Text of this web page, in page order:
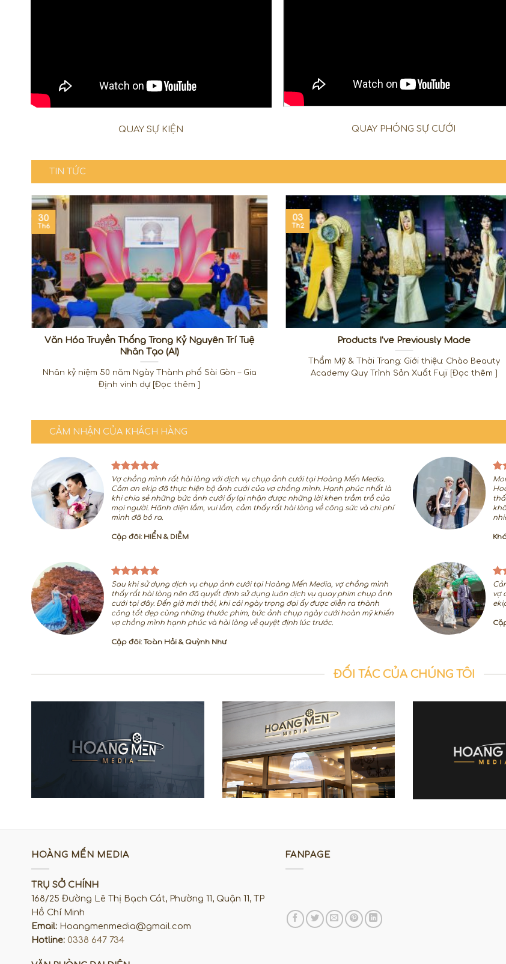
QUAY SỰ KIỆN QUAY PHÓNG SỰ CƯỚI
TIN TỨC
Văn Hóa Truyền Thống Trong Kỷ Nguyên Trí Tuệ
Nhân Tạo (AI)
Nhân kỷ niệm 50 năm Ngày Thành phố Sài Gòn – Gia
Định vinh dự [Đọc thêm ]
30
Th6
Products I’ve Previously Made
Thẩm Mỹ & Thời Trang: Giới thiệu: Chào Beauty
Academy Quy Trình Sản Xuất Fuji [Đọc thêm ]
03
Th2
CẢM NHẬN CỦA KHÁCH HÀNG
Vợ chồng mình rất hài lòng với dịch vụ chụp ảnh cưới tại Hoàng Mến Media.
Cảm ơn ekip đã thực hiện bộ ảnh cưới của vợ chồng mình. Hạnh phúc nhất là
khi chia sẻ những bức ảnh cưới ấy lại nhận được những lời khen trầm trồ của
mọi người. Hãnh diện lắm, vui lắm, cảm thấy rất hài lòng về công sức và chi phí
mình đã bỏ ra.
Cặp đôi: HIỂN & DIỄM
Sau khi sử dụng dịch vụ chụp ảnh cưới tại Hoàng Mến Media, vợ chồng mình
thấy rất hài lòng nên đã quyết định sử dụng luôn dịch vụ quay phim chụp ảnh
cưới tại đây. Đến giờ mới thôi, khi cái ngày trọng đại ấy được diễn ra thành
công tốt đẹp cùng những thước phim, bức ảnh chụp ngày cưới hoàn mỹ khiến
vợ chồng mình hạnh phúc và hài lòng về quyệt định lúc trước.
Cặp đôi: Toàn Hải & Quỳnh Như
vợ
ĐỐI TÁC CỦA CHÚNG TÔI
HOÀNG MẾN MEDIA
TRỤ SỞ CHÍNH
168/25 Đường Lê Thị Bạch Cát, Phường 11, Quận 11, TP
Hồ Chí Minh
Email: Hoangmenmedia@gmail.com
Hotline: 0338 647 734
FANPAGE